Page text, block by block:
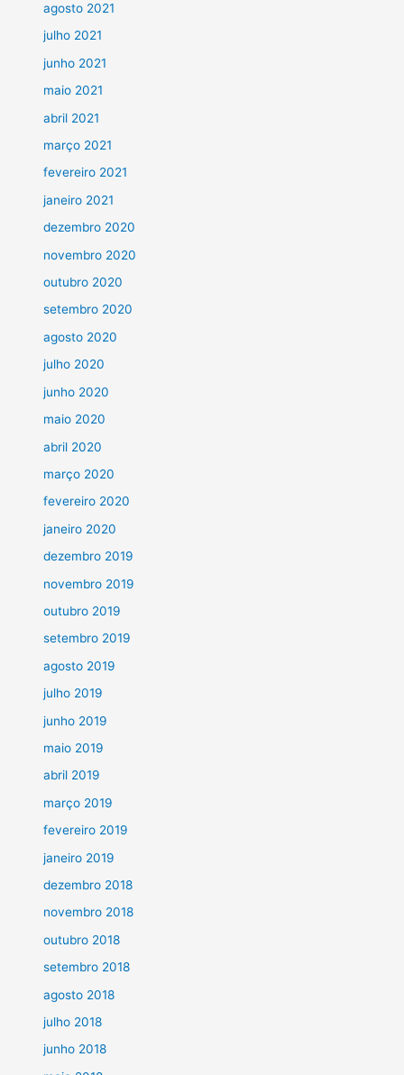
agosto 2021
julho 2021
junho 2021
maio 2021
abril 2021
março 2021
fevereiro 2021
janeiro 2021
dezembro 2020
novembro 2020
outubro 2020
setembro 2020
agosto 2020
julho 2020
junho 2020
maio 2020
abril 2020
março 2020
fevereiro 2020
janeiro 2020
dezembro 2019
novembro 2019
outubro 2019
setembro 2019
agosto 2019
julho 2019
junho 2019
maio 2019
abril 2019
março 2019
fevereiro 2019
janeiro 2019
dezembro 2018
novembro 2018
outubro 2018
setembro 2018
agosto 2018
julho 2018
junho 2018